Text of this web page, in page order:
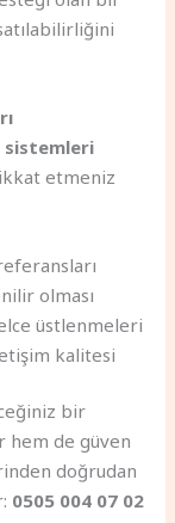
sistemleri
etmeniz
olması
üstlenmeleri
kalitesi
bir
hem de güven
doğrudan
0505 004 07 02